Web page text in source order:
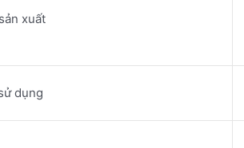
xuất
dụng